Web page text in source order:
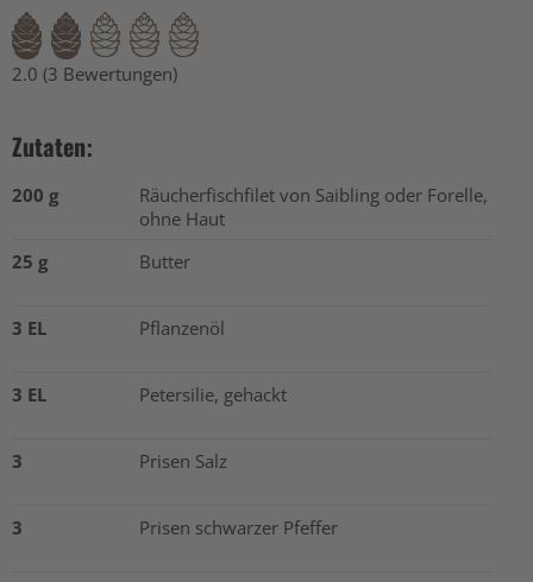
2.0 (3 Bewertungen)
Zutaten:
200 g
Räucherfischfilet von Saibling oder Forelle,
ohne Haut
25 g
Butter
3 EL Pflanzenöl
3 EL Petersilie, gehackt
3 Prisen Salz
3 Prisen schwarzer Pfeffer